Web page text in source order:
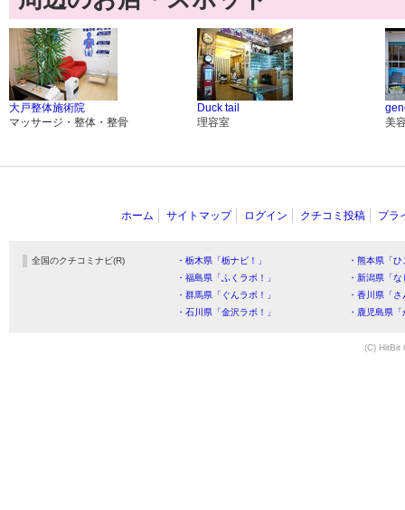
大戸整体施術院
マッサージ・整体・整骨
Duck tail
理容室
美
ホーム サイトマップ ログイン クチコミ投稿 プラ
全国のクチコミナビ(R) ・栃木県「栃ナビ！」
・熊本県「
・福島県「ふくラボ！」
・新潟県「
・群馬県「ぐんラボ！」
・香川県「
・石川県「金沢ラボ！」
・鹿児島県
(C) HitBit